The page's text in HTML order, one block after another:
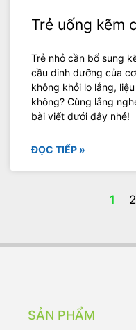
Trẻ uống kẽm
Trẻ nhỏ cần bổ sung
cầu dinh dưỡng của
không khỏi lo lắng,
không? Cùng lắng
bài viết dưới đây nhé!
ĐỌC TIẾP »
1 2
SẢN PHẨM